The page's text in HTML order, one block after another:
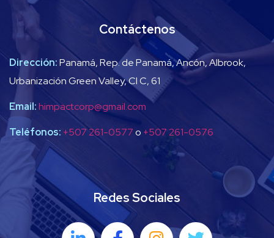
Contáctenos
Dirección:Panamá, Rep. de Panamá, Ancón, Albrook,
Urbanización Green Valley, Cl C, 61
Email:himpactcorp@gmail.com
Teléfonos: +507 261-0577o +507 261-0576
Redes Sociales